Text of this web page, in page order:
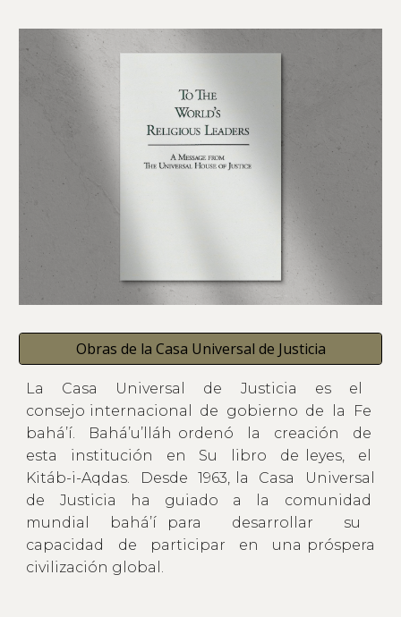
Obras de la Casa Universal de Justicia
La Casa Universal de Justicia es el
consejo internacional de gobierno de la Fe
bahá’í. Bahá’u’lláh ordenó la creación de
esta institución en Su libro de leyes, el
Kitáb-i-Aqdas. Desde 1963, la Casa Universal
de Justicia ha guiado a la comunidad
mundial bahá’í para desarrollar su
capacidad de participar en una próspera
civilización global.